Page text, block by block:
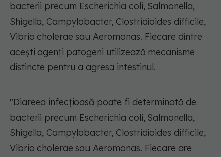
bacterii precum Escherichia coli, Salmonella,
Shigella, Campylobacter, Clostridioides difficile,
Vibrio cholerae sau Aeromonas. Fiecare dintre
acești agenți patogeni utilizează mecanisme
distincte pentru a agresa intestinul.
"Diareea infecțioasă poate fi determinată de
bacterii precum Escherichia coli, Salmonella,
Shigella, Campylobacter, Clostridioides difficile,
Vibrio cholerae sau Aeromonas. Fiecare are